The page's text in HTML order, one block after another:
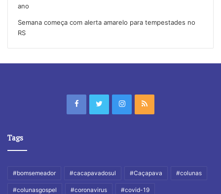
ano
Semana começa com alerta amarelo para tempestades no
RS
Tags
#bomsemeador #cacapavadosul #Caçapava #colunas
#colunasgospel #coronavirus #covid-19